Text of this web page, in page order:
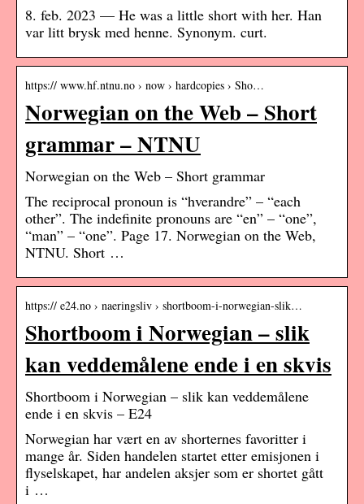
8. feb. 2023 — He was a little short with her. Han
var litt brysk med henne. Synonym. curt.
https:// www.hf.ntnu.no › now › hardcopies › Sho…
Norwegian on the Web – Short
grammar – NTNU
Norwegian on the Web – Short grammar
The reciprocal pronoun is “hverandre” – “each
other”. The indefinite pronouns are “en” – “one”,
“man” – “one”. Page 17. Norwegian on the Web,
NTNU. Short …
https:// e24.no › naeringsliv › shortboom-i-norwegian-slik…
Shortboom i Norwegian – slik
kan veddemålene ende i en skvis
Shortboom i Norwegian – slik kan veddemålene
ende i en skvis – E24
Norwegian har vært en av shorternes favoritter i
mange år. Siden handelen startet etter emisjonen i
flyselskapet, har andelen aksjer som er shortet gått
i …